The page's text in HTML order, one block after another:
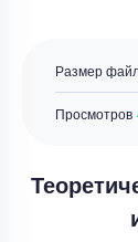
Размер
Просмотров